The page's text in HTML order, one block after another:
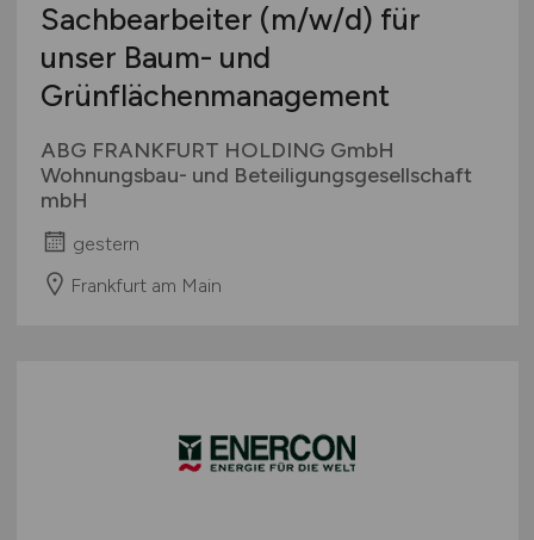
Sachbearbeiter (m/w/d) für
unser Baum- und
Grünflächenmanagement
ABG FRANKFURT HOLDING GmbH
Wohnungsbau- und Beteiligungsgesellschaft
mbH
gestern
Frankfurt am Main